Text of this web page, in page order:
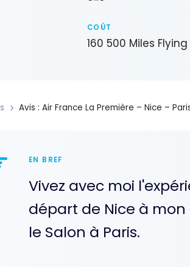
COÛT
160 500 Miles
Avis : Air France La Première – Nice –
EN BREF
Vivez avec moi
départ de Nice à
le Salon à Paris.